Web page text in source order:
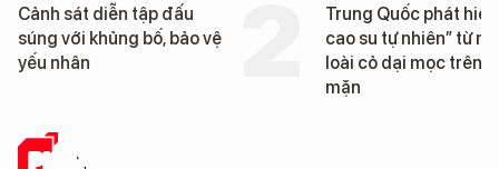
Cảnh sát diễn tập đấu
súng với khủng bố, bảo vệ
yếu nhân
Trung Quốc phát hiện
cao su tự nhiên” từ
loài cỏ dại mọc trên
mặn
PHÂN TÍCH